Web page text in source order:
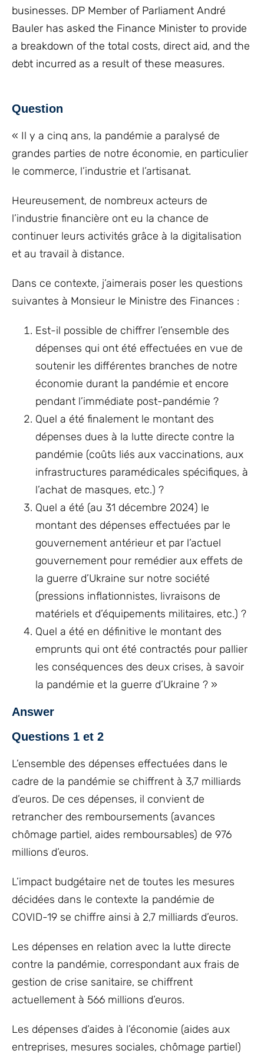
businesses. DP Member of Parliament André
Bauler has asked the Finance Minister to provide
a breakdown of the total costs, direct aid, and the
debt incurred as a result of these measures.
Question
« Il y a cinq ans, la pandémie a paralysé de
grandes parties de notre économie, en particulier
le commerce, l’industrie et l’artisanat.
Heureusement, de nombreux acteurs de
l’industrie financière ont eu la chance de
continuer leurs activités grâce à la digitalisation
et au travail à distance.
Dans ce contexte, j’aimerais poser les questions
suivantes à Monsieur le Ministre des Finances :
Est-il possible de chiffrer l’ensemble des
dépenses qui ont été effectuées en vue de
soutenir les différentes branches de notre
économie durant la pandémie et encore
pendant l’immédiate post-pandémie ?
Quel a été finalement le montant des
dépenses dues à la lutte directe contre la
pandémie (coûts liés aux vaccinations, aux
infrastructures paramédicales spécifiques, à
l’achat de masques, etc.) ?
Quel a été (au 31 décembre 2024) le
montant des dépenses effectuées par le
gouvernement antérieur et par l’actuel
gouvernement pour remédier aux effets de
la guerre d’Ukraine sur notre société
(pressions inflationnistes, livraisons de
matériels et d’équipements militaires, etc.) ?
Quel a été en définitive le montant des
emprunts qui ont été contractés pour pallier
les conséquences des deux crises, à savoir
la pandémie et la guerre d’Ukraine ? »
Answer
Questions 1 et 2
L’ensemble des dépenses effectuées dans le
cadre de la pandémie se chiffrent à 3,7 milliards
d’euros. De ces dépenses, il convient de
retrancher des remboursements (avances
chômage partiel, aides remboursables) de 976
millions d’euros.
L’impact budgétaire net de toutes les mesures
décidées dans le contexte la pandémie de
COVID-19 se chiffre ainsi à 2,7 milliards d’euros.
Les dépenses en relation avec la lutte directe
contre la pandémie, correspondant aux frais de
gestion de crise sanitaire, se chiffrent
actuellement à 566 millions d’euros.
Les dépenses d’aides à l’économie (aides aux
entreprises, mesures sociales, chômage partiel)